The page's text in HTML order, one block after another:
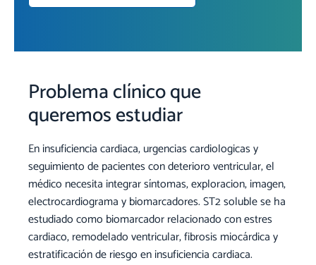
Problema clínico que
queremos estudiar
En insuficiencia cardiaca, urgencias cardiologicas y
seguimiento de pacientes con deterioro ventricular, el
médico necesita integrar síntomas, exploracion, imagen,
electrocardiograma y biomarcadores. ST2 soluble se ha
estudiado como biomarcador relacionado con estres
cardiaco, remodelado ventricular, fibrosis miocárdica y
estratificación de riesgo en insuficiencia cardiaca.